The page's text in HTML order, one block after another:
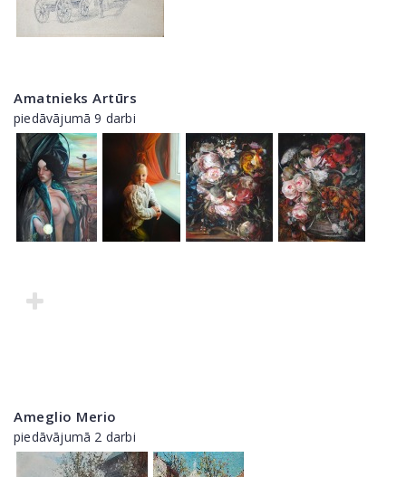
Amatnieks Artūrs
piedāvājumā 9 darbi
Ameglio Merio
piedāvājumā 2 darbi